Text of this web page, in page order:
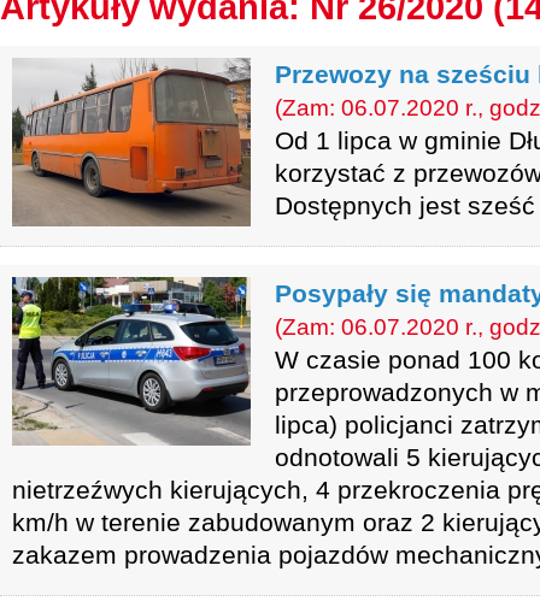
Przewozy na
(Zam: 06.07.2020 r.,
Od 1 lipca w gminie
korzystać z
Dostępnych jest
Posypały się
(Zam: 06.07.2020 r.,
W czasie ponad 100
przeprowadzonych w
lipca) policjanci
odnotowali 5
nietrzeźwych kierujących, 4 przekroczenia
km/h w terenie zabudowanym oraz 2
zakazem prowadzenia pojazdów